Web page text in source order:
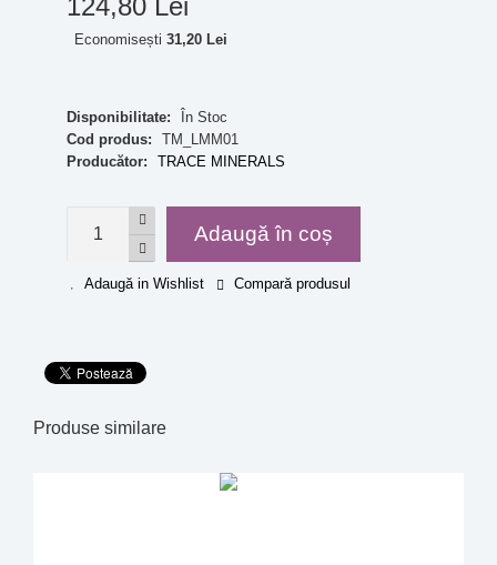
124,80 Lei
Economisești 31,20 Lei
Disponibilitate:
În Stoc
Cod produs:
TM_LMM01
Producător:
TRACE MINERALS
Adaugă în coș
Adaugă in Wishlist Compară produsul
Produse similare